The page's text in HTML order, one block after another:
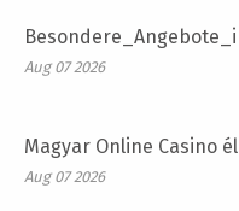
Aug 07 2026
Magyar Online Casino
Aug 07 2026